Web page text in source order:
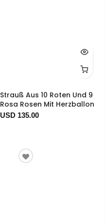
Strauß Aus 10 Roten Und 9
Rosa Rosen Mit Herzballon
USD 135.00